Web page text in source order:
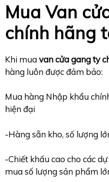
Mua Van
chính hãng
Khi muavan cửa gang ty
hàng luôn được đảm bảo:
Mua hàng Nhập khẩu
hiện đại
-Hàng sẵn kho, số lượng
-Chiết khấu cao cho các
mua số lượng sản phẩm